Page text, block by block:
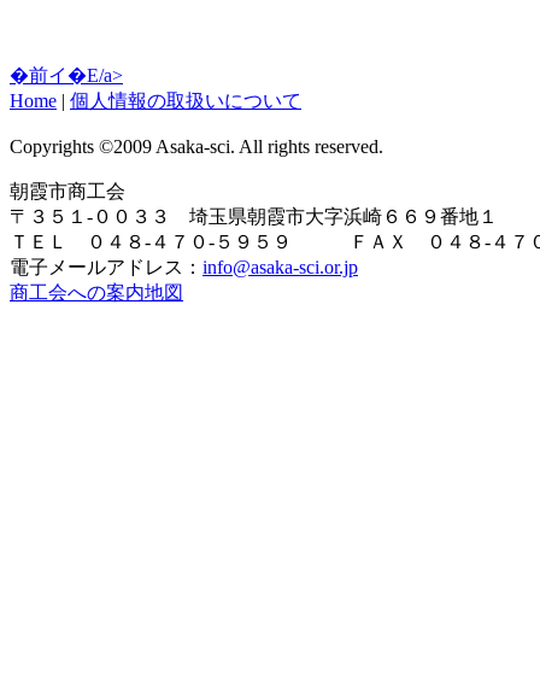
�前イ�E/a>
Home | 個人情報の取扱いについて
Copyrights ©2009 Asaka-sci. All rights reserved.
朝霞市商工会
〒３５１-００３３ 埼玉県朝霞市大字浜崎６６９番地１
ＴＥＬ ０４８-４７０-５９５９ ＦＡＸ ０４８-４７
電子メールアドレス： info@asaka-sci.or.jp
商工会への案内地図